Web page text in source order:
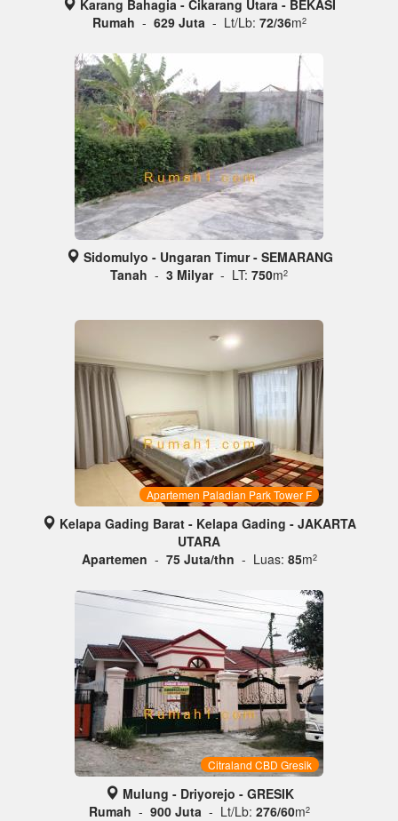
Karang Bahagia - Cikarang Utara - BEKASI
Rumah - 629 Juta - Lt/Lb: 72/36m2
Sidomulyo - Ungaran Timur - SEMARANG
Tanah - 3 Milyar - LT: 750m2
Apartemen Paladian Park Tower F
Kelapa Gading Barat - Kelapa Gading - JAKARTA
UTARA
Apartemen - 75 Juta/thn - Luas: 85m2
Citraland CBD Gresik
Mulung - Driyorejo - GRESIK
Rumah - 900 Juta - Lt/Lb: 276/60m2